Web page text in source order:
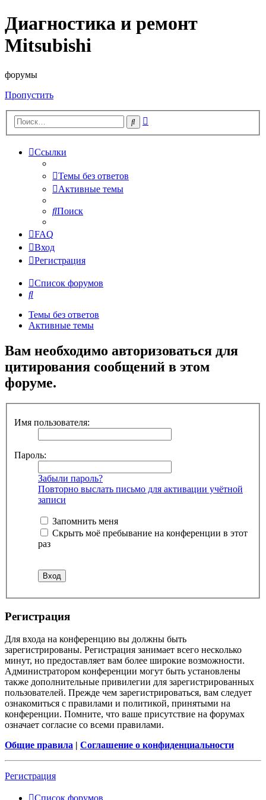
Диагностика и ремонт
Mitsubishi
форумы
Пропустить
Поиск
Ссылки
Темы без ответов
Активные темы
Поиск
FAQ
Вход
Регистрация
Список форумов
Поиск
Темы без ответов
Активные темы
Вам необходимо авторизоваться для
цитирования сообщений в этом
форуме.
Имя пользователя:
Пароль:
Забыли пароль?
Повторно выслать письмо для активации учётной
записи
Запомнить меня
Скрыть моё пребывание на конференции в этот
раз
Регистрация
Для входа на конференцию вы должны быть
зарегистрированы. Регистрация занимает всего несколько
минут, но предоставляет вам более широкие возможности.
Администратором конференции могут быть установлены
также дополнительные привилегии для зарегистрированных
пользователей. Прежде чем зарегистрироваться, вам следует
ознакомиться с правилами и политикой, принятыми на
конференции. Помните, что ваше присутствие на форумах
означает согласие со всеми правилами.
Общие правила | Соглашение о конфиденциальности
Регистрация